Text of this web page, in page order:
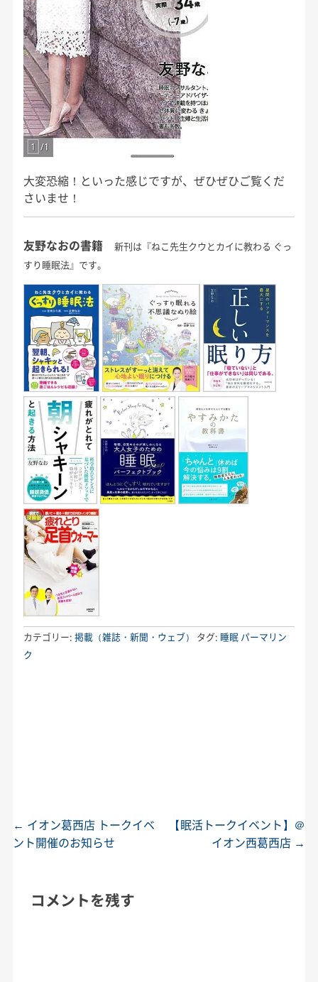
大変恐縮！といった感じですが、ぜひぜひご覧くだ
さいませ！
友野なおの書籍
新刊は『ねこ先生クウとカイに教わる ぐっ
すり睡眠法』です。
カテゴリー: 掲載（雑誌・新聞・ウェブ） タグ: 睡眠 パーマリン
ク
投稿ナビゲーション
← イオン葛西店 トークイベ
ント開催のお知らせ
【眠活トークイベント】＠
イオン西葛西店 →
コメントを残す